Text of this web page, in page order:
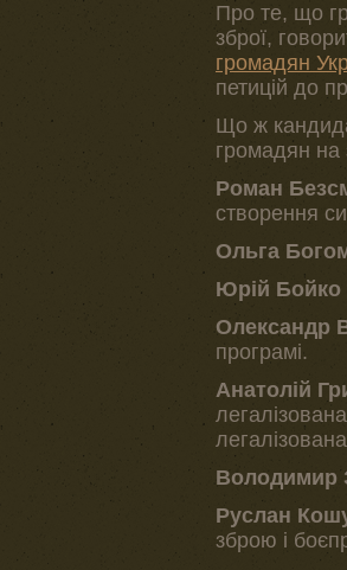
Про те, що
зброї,
громадян
петицій до
Що ж
громадян на
Роман
створення
Ольга
Юрій Бойко
Олександр
програмі.
Анатолій
Володимир
Руслан
зброю і